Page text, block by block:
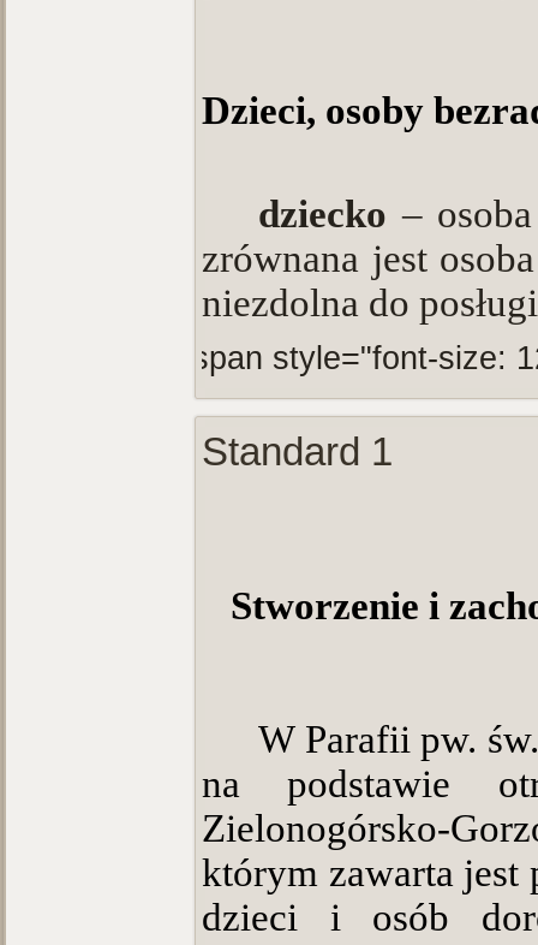
Dzieci, osoby
dziecko–
zrównana jest
niezdolna do
<span style="font-size:
Standard 1
Stworzenie i
W Parafii pw.
na podstawie
Zielonogórsko-
którym zawarta jest
dzieci i osób